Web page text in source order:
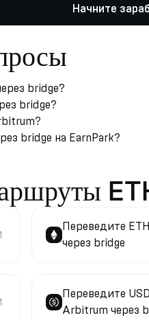
Начните
bridge?
bridge?
bridge на EarnPark?
Переведите
через bridge
Переведите
Arbitrum через